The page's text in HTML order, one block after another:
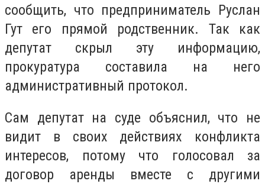
сообщить, что предприниматель Руслан
Гут его прямой родственник. Так как
депутат скрыл эту информацию,
прокуратура составила на него
административный протокол.
Сам депутат на суде объяснил, что не
видит в своих действиях конфликта
интересов, потому что голосовал за
договор аренды вместе с другими